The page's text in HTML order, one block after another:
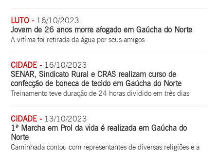
LUTO - 16/10/2023
Jovem de 26 anos morre afogado em Gaúcha do Norte
A vitíma foi retirada da água por seus amigos
CIDADE - 16/10/2023
SENAR, Sindicato Rural e CRAS realizam curso de
confecção de boneca de tecido em Gaúcha do Norte
Treinamento teve duração de 24 horas dividido em três dias
CIDADE - 13/10/2023
1ª Marcha em Prol da vida é realizada em Gaúcha do
Norte
Caminhada contou com representantes de diversas religiões e a